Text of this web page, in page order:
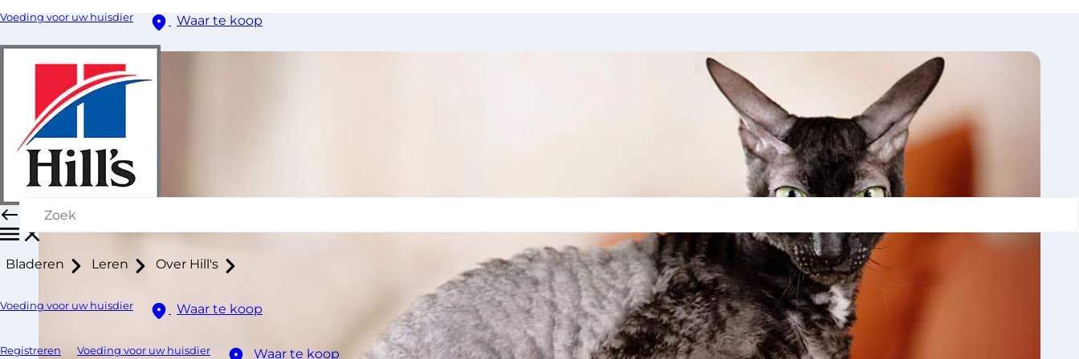
Voeding voor uw huisdier Waar te koop
Bladeren Leren Over Hill's
Voeding voor uw huisdier Waar te koop
Registreren Voeding voor uw huisdier Waar te koop